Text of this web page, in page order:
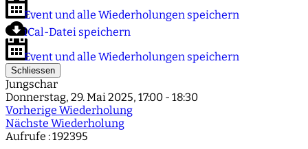
Event und alle Wiederholungen speichern
iCal-Datei speichern
Event und alle Wiederholungen speichern
Schliessen
Jungschar
Donnerstag, 29. Mai 2025, 17:00 - 18:30
Vorherige Wiederholung
Nächste Wiederholung
Aufrufe : 192395